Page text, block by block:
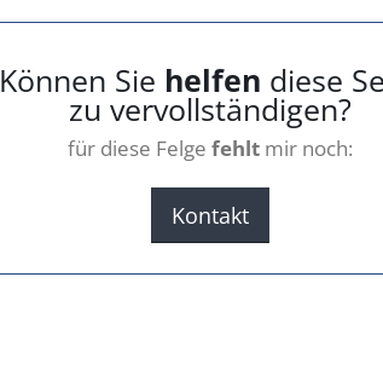
Können Sie helfen diese
zu vervollständigen?
für diese Felge fehltmir noch:
Kontakt